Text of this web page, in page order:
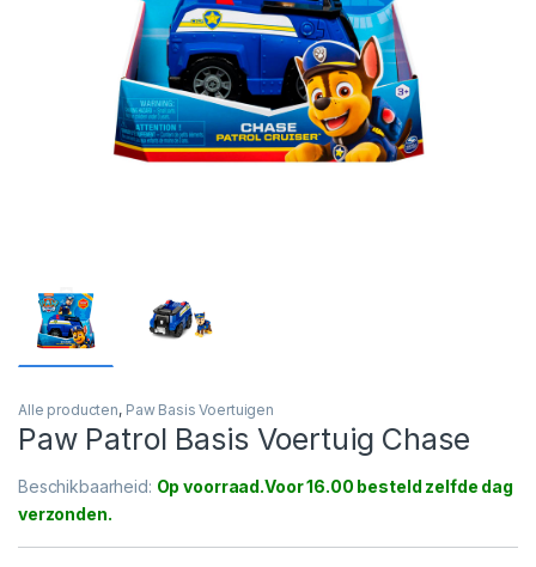
Alle producten, Paw Basis Voertuigen
Paw Patrol Basis Voertuig Chase
Beschikbaarheid: Op voorraad